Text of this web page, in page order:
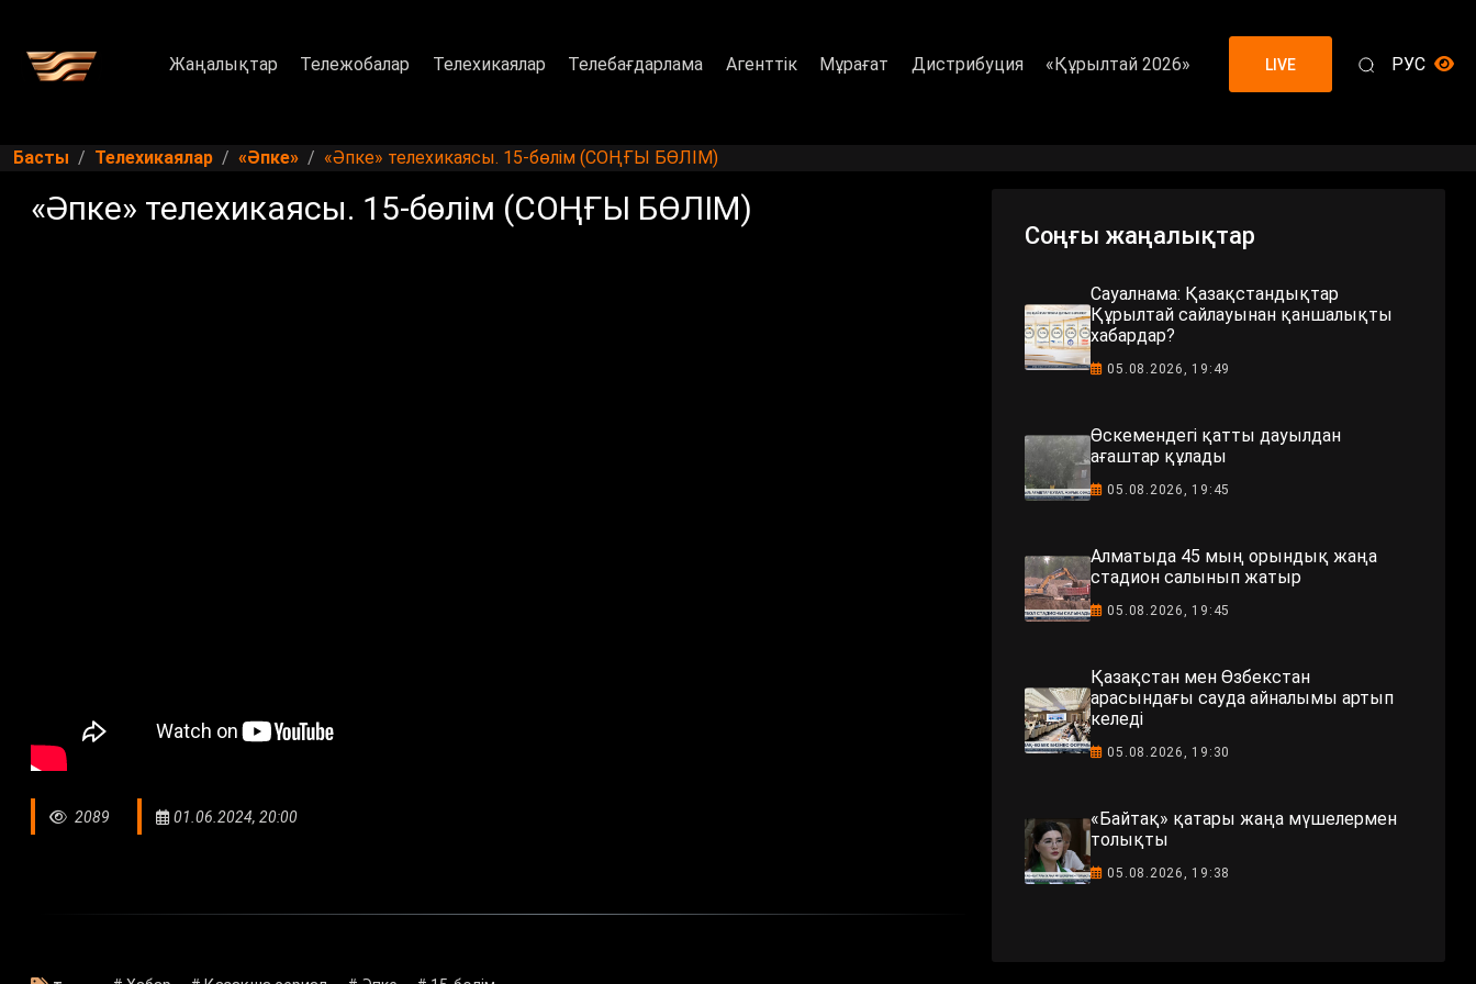
Жаңалықтар Тележобалар Телехикаялар Телебағдарлама Агенттік Мұрағат Дистрибуция «Құрылтай 2026» LIVE РУС
Басты Телехикаялар «Әпке» «Әпке» телехикаясы. 15-бөлім (СОҢҒЫ БӨЛІМ)
«Әпке» телехикаясы. 15-бөлім (СОҢҒЫ БӨЛІМ)
2089 01.06.2024, 20:00
Соңғы жаңалықтар
Сауалнама: Қазақстандықтар
Құрылтай сайлауынан қаншалықты
хабардар?
05.08.2026, 19:49
Өскемендегі қатты дауылдан
ағаштар құлады
05.08.2026, 19:45
Алматыда 45 мың орындық жаңа
стадион салынып жатыр
05.08.2026, 19:45
Қазақстан мен Өзбекстан
арасындағы сауда айналымы артып
келеді
05.08.2026, 19:30
«Байтақ» қатары жаңа мүшелермен
толықты
05.08.2026, 19:38